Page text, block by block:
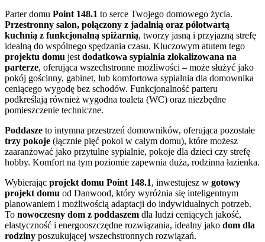
Parter domu Point 148.1 to serce Twojego domowego życia.
Przestronny salon, połączony z jadalnią oraz półotwartą
kuchnią z funkcjonalną spiżarnią, tworzy jasną i przyjazną strefę
idealną do wspólnego spędzania czasu. Kluczowym atutem tego
projektu domu jest dodatkowa sypialnia zlokalizowana na
parterze, oferująca wszechstronne możliwości – może służyć jako
pokój gościnny, gabinet, lub komfortowa sypialnia dla domownika
ceniącego wygodę bez schodów. Funkcjonalność parteru
podkreślają również wygodna toaleta (WC) oraz niezbędne
pomieszczenie techniczne.
Poddasze to intymna przestrzeń domowników, oferująca pozostałe
trzy pokoje (łącznie pięć pokoi w całym domu), które możesz
zaaranżować jako przytulne sypialnie, pokoje dla dzieci czy strefę
hobby. Komfort na tym poziomie zapewnia duża, rodzinna łazienka.
Wybierając projekt domu Point 148.1, inwestujesz w gotowy
projekt domu od Danwood, który wyróżnia się inteligentnym
planowaniem i możliwością adaptacji do indywidualnych potrzeb.
To nowoczesny dom z poddaszem dla ludzi ceniących jakość,
elastyczność i energooszczędne rozwiązania, idealny jako dom dla
rodziny poszukującej wszechstronnych rozwiązań.